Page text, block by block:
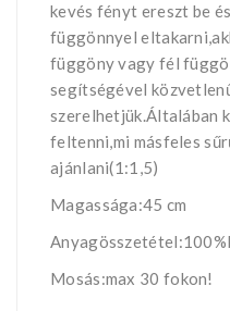
kevés fényt ereszt be
függönnyel
függöny vagy fél
segítségével
szerelhetjük.Általában
feltenni,mi másfeles
ajánlani(1:1,5)
Magassága:45 cm
Mosás:max 30 fokon!